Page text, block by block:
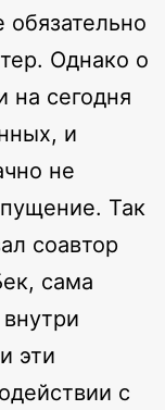
Однако о
сегодня
и
не
Так
соавтор
сама
эти
с